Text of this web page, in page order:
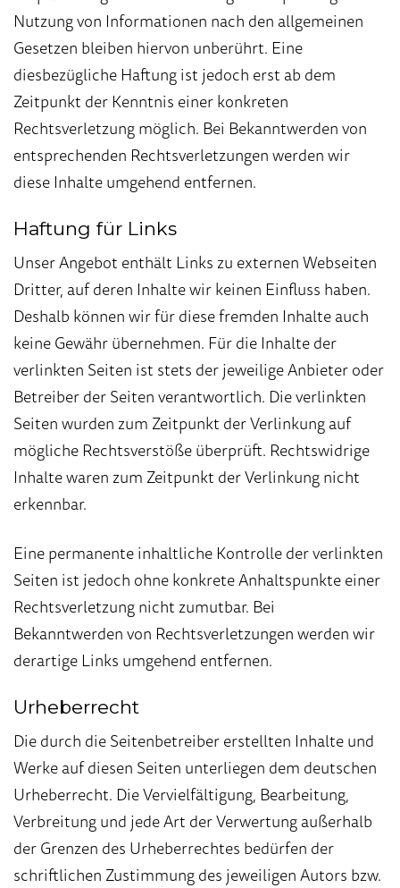
Nutzung von Informationen nach den allgemeinen
Gesetzen bleiben hiervon unberührt. Eine
diesbezügliche Haftung ist jedoch erst ab dem
Zeitpunkt der Kenntnis einer konkreten
Rechtsverletzung möglich. Bei Bekanntwerden von
entsprechenden Rechtsverletzungen werden wir
diese Inhalte umgehend entfernen.
Haftung für Links
Unser Angebot enthält Links zu externen Webseiten
Dritter, auf deren Inhalte wir keinen Einfluss haben.
Deshalb können wir für diese fremden Inhalte auch
keine Gewähr übernehmen. Für die Inhalte der
verlinkten Seiten ist stets der jeweilige Anbieter oder
Betreiber der Seiten verantwortlich. Die verlinkten
Seiten wurden zum Zeitpunkt der Verlinkung auf
mögliche Rechtsverstöße überprüft. Rechtswidrige
Inhalte waren zum Zeitpunkt der Verlinkung nicht
erkennbar.
Eine permanente inhaltliche Kontrolle der verlinkten
Seiten ist jedoch ohne konkrete Anhaltspunkte einer
Rechtsverletzung nicht zumutbar. Bei
Bekanntwerden von Rechtsverletzungen werden wir
derartige Links umgehend entfernen.
Urheberrecht
Die durch die Seitenbetreiber erstellten Inhalte und
Werke auf diesen Seiten unterliegen dem deutschen
Urheberrecht. Die Vervielfältigung, Bearbeitung,
Verbreitung und jede Art der Verwertung außerhalb
der Grenzen des Urheberrechtes bedürfen der
schriftlichen Zustimmung des jeweiligen Autors bzw.